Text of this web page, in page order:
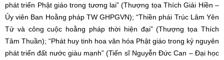
phát triển Phật giáo trong tương lai” (Thượng tọa Thích Giải Hiền –
Ủy viên Ban Hoằng pháp TW GHPGVN); “Thiền phái Trúc Lâm Yên
Tử và công cuộc hoằng pháp thời hiện đại” (Thượng tọa Thích
Tâm Thuần); “Phát huy tinh hoa văn hóa Phật giáo trong kỷ nguyên
phát triển đất nước giàu mạnh” (Tiến sĩ Nguyễn Đức Can – Đại học